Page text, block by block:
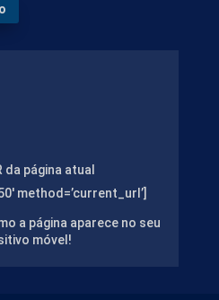
da página atual
method=’current_url’]
a página aparece no seu
móvel!